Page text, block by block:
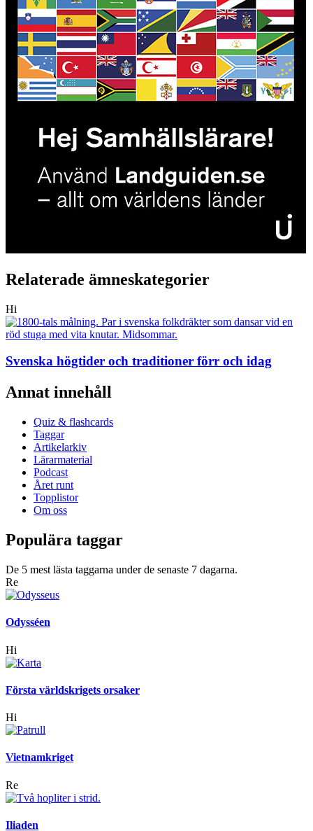
Relaterade ämneskategorier
Hi
Svenska högtider och traditioner förr och idag
Annat innehåll
Quiz & flashcards
Taggar
Artikelarkiv
Lärarmaterial
Podcast
Året runt
Topplistor
Om oss
Populära taggar
De 5 mest lästa taggarna under de senaste 7 dagarna.
Re
Odysséen
Hi
Första världskrigets orsaker
Hi
Vietnamkriget
Re
Iliaden